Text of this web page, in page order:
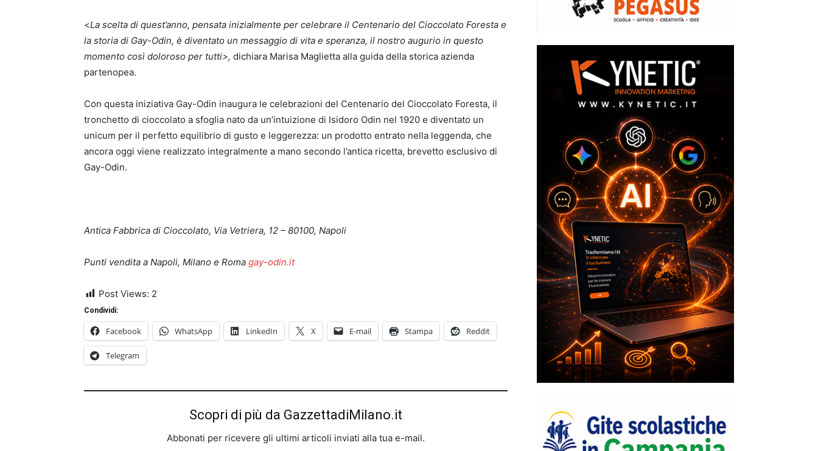
<La scelta di quest’anno, pensata inizialmente per celebrare il Centenario del Cioccolato Foresta e
la storia di Gay-Odin, è diventato un messaggio di vita e speranza, il nostro augurio in questo
momento così doloroso per tutti>, dichiara Marisa Maglietta alla guida della storica azienda
partenopea.
Con questa iniziativa Gay-Odin inaugura le celebrazioni del Centenario del Cioccolato Foresta, il
tronchetto di cioccolato a sfoglia nato da un’intuizione di Isidoro Odin nel 1920 e diventato un
unicum per il perfetto equilibrio di gusto e leggerezza: un prodotto entrato nella leggenda, che
ancora oggi viene realizzato integralmente a mano secondo l’antica ricetta, brevetto esclusivo di
Gay-Odin.
Antica Fabbrica di Cioccolato, Via Vetriera, 12 – 80100, Napoli
Punti vendita a Napoli, Milano e Roma gay-odin.it
Post Views: 2
Condividi:
Facebook WhatsApp LinkedIn X E-mail Stampa Reddit
Telegram
Scopri di più da GazzettadiMilano.it
Abbonati per ricevere gli ultimi articoli inviati alla tua e-mail.